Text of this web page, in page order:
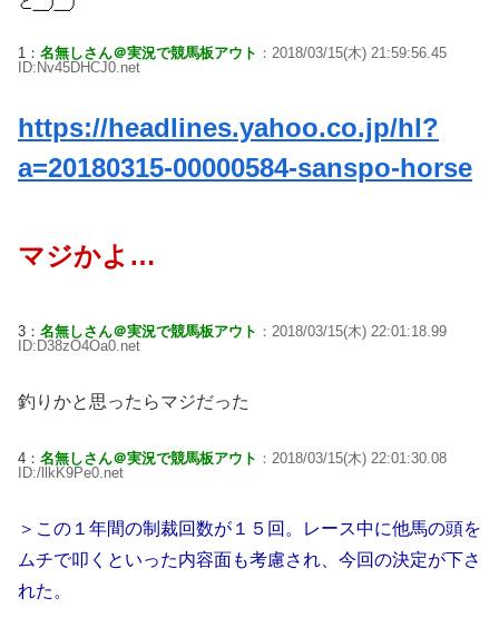
1： 名無しさん＠実況で競馬板アウト ：2018/03/15(木) 21:59:56.45
ID:Nv45DHCJ0.net
https://headlines.yahoo.co.jp/hl?
a=20180315-00000584-sanspo-horse
マジかよ…
3： 名無しさん＠実況で競馬板アウト ：2018/03/15(木) 22:01:18.99
ID:D38zO4Oa0.net
釣りかと思ったらマジだった
4： 名無しさん＠実況で競馬板アウト ：2018/03/15(木) 22:01:30.08
ID:/llkK9Pe0.net
＞この１年間の制裁回数が１５回。レース中に他馬の頭を
ムチで叩くといった内容面も考慮され、今回の決定が下さ
れた。